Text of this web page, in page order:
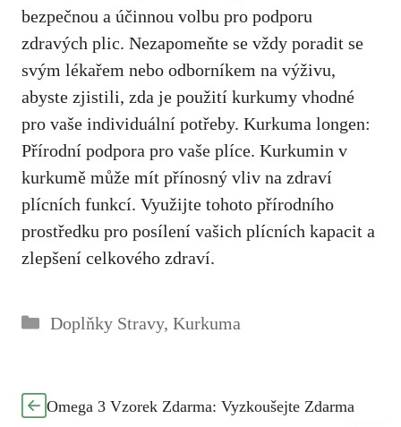
bezpečnou a účinnou volbu‌ pro podporu
zdravých plic. Nezapomeňte se vždy poradit se⁣
svým lékařem nebo ⁣odborníkem na výživu,
abyste⁤ zjistili, zda je použití kurkumy vhodné
pro vaše individuální potřeby. Kurkuma longen:
Přírodní podpora pro vaše plíce. Kurkumin v
kurkumě může mít přínosný vliv na zdraví
plícních funkcí.‍ Využijte​ tohoto přírodního
prostředku pro posílení vašich plícních kapacit a
zlepšení celkového zdraví.
Rubriky
Doplňky Stravy, Kurkuma
Omega 3 Vzorek Zdarma: Vyzkoušejte Zdarma